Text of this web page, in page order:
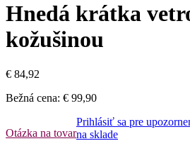
Hnedá krátka
kožušinou
€ 84,92
Bežná cena: € 99,90
Otázka na tovar
Prihlásiť sa pre
na sklade